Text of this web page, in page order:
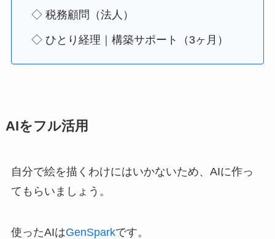
◇ 税務顧問（法人）
◇ ひとり経理｜構築サポート（3ヶ月）
AIをフル活用
自分で絵を描くわけにはいかないため、AIに作っ
てもらいましょう。
使ったAIはGenSparkです。